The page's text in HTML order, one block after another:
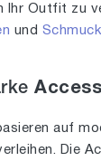
Ihr Outfit zu
und
auf
Die